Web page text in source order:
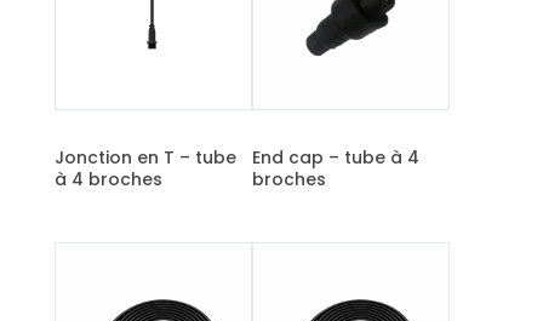
Jonction en T – tube
à 4 broches
End cap – tube à 4
broches